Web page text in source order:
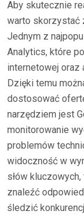
Aby skutecznie
warto skorzystać
Jednym z
Analytics, które
internetowej oraz
Dzięki temu
dostosować
narzędziem jest
monitorowanie
problemów
widoczność w
słów
znaleźć
śledzić